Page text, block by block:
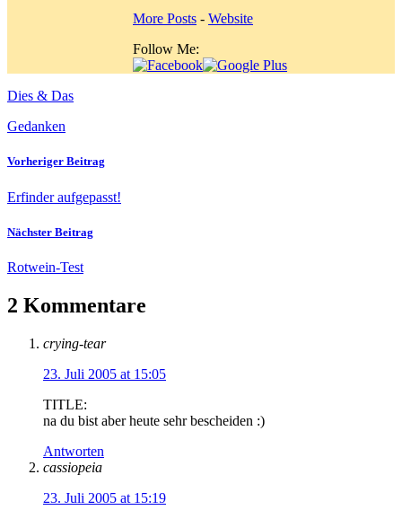
More Posts - Website
Follow Me:
Dies & Das
Gedanken
Vorheriger Beitrag
Erfinder aufgepasst!
Nächster Beitrag
Rotwein-Test
2 Kommentare
crying-tear
23. Juli 2005 at 15:05
TITLE:
na du bist aber heute sehr bescheiden :)
Antworten
cassiopeia
23. Juli 2005 at 15:19